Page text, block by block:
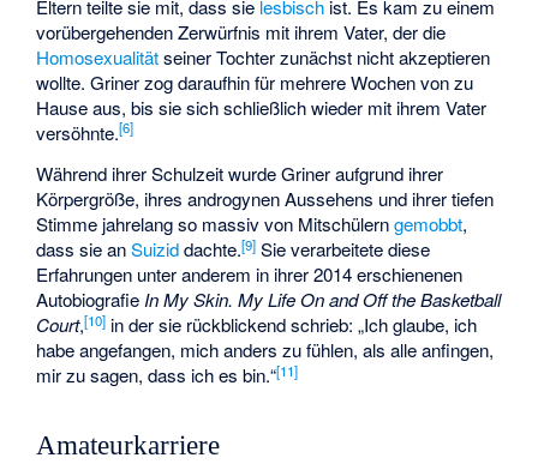
Eltern teilte sie mit, dass sie lesbisch ist. Es kam zu einem
vorübergehenden Zerwürfnis mit ihrem Vater, der die
Homosexualitätseiner Tochter zunächst nicht akzeptieren
wollte. Griner zog daraufhin für mehrere Wochen von zu
Hause aus, bis sie sich schließlich wieder mit ihrem Vater
versöhnte.[6]
Während ihrer Schulzeit wurde Griner aufgrund ihrer
Körpergröße, ihres androgynen Aussehens und ihrer tiefen
Stimme jahrelang so massiv von Mitschülerngemobbt,
dass sie anSuiziddachte.[9] Sie verarbeitete diese
Erfahrungen unter anderem in ihrer 2014 erschienenen
AutobiografieIn My Skin. My Life On and Off the Basketball
Court,[10] in der sie rückblickend schrieb: „Ich glaube, ich
habe angefangen, mich anders zu fühlen, als alle anfingen,
mir zu sagen, dass ich es bin.“[11]
Amateurkarriere